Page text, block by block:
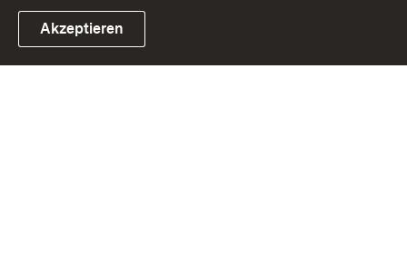
Link zum Landesportal
Akzeptieren